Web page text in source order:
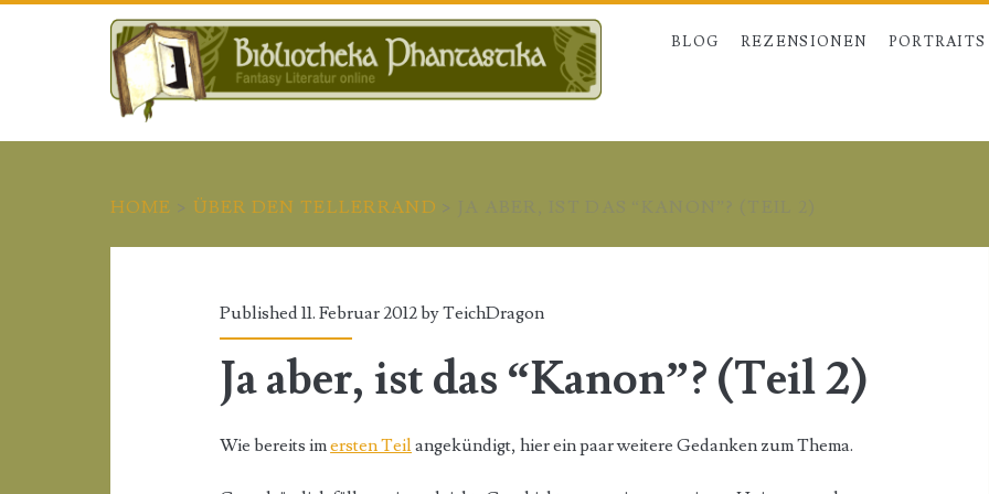
BLOG REZENSIONEN PORTRAITS
HOME > ÜBER DEN TELLERRAND >
Published 11. Februar 2012 byTeichDragon
Ja aber, ist das “Kanon”? (Teil 2)
Wie bereits imersten Teil angekündigt, hier ein paar weitere Gedanken zum Thema.